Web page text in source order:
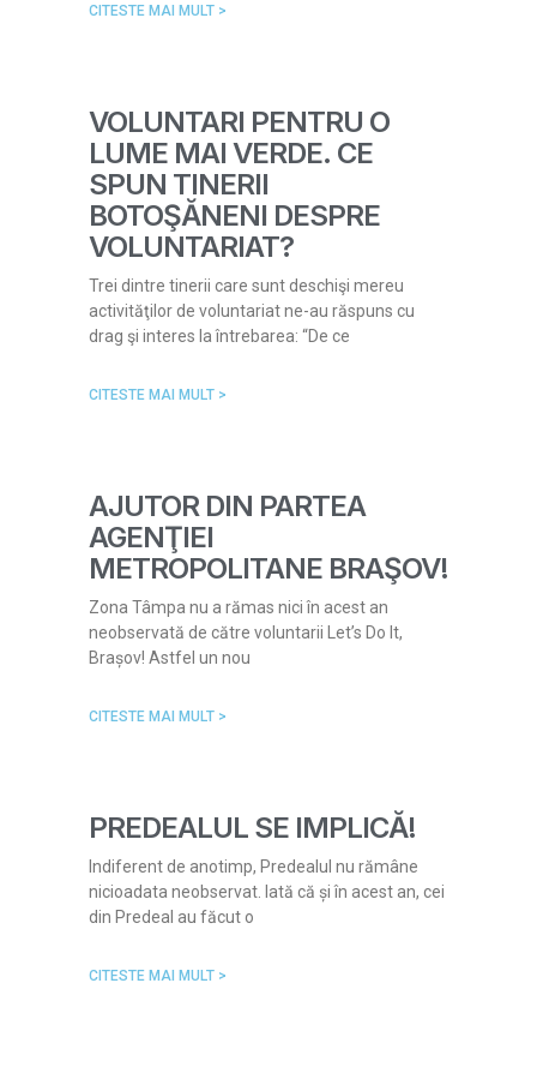
CITESTE MAI MULT >
VOLUNTARI PENTRU O
LUME MAI VERDE. CE
SPUN TINERII
BOTOŞĂNENI DESPRE
VOLUNTARIAT?
Trei dintre tinerii care sunt deschişi mereu
activităţilor de voluntariat ne-au răspuns cu
drag şi interes la întrebarea: “De ce
CITESTE MAI MULT >
AJUTOR DIN PARTEA
AGENŢIEI
METROPOLITANE BRAŞOV!
Zona Tâmpa nu a rămas nici în acest an
neobservată de către voluntarii Let’s Do It,
Brașov! Astfel un nou
CITESTE MAI MULT >
PREDEALUL SE IMPLICĂ!
Indiferent de anotimp, Predealul nu rămâne
nicioadata neobservat. Iată că și în acest an, cei
din Predeal au făcut o
CITESTE MAI MULT >